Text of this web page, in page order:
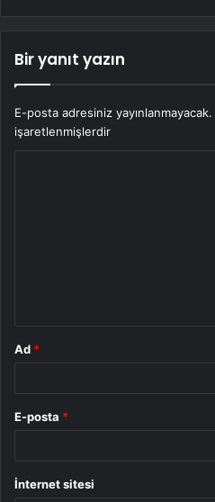
Bir yanıt yazın
E-posta adresiniz yayınlanmayacak.
işaretlenmişlerdir
Ad *
E-posta *
İnternet sitesi